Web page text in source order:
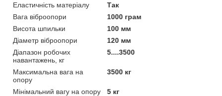
Еластичність матеріалу
Так
Вага віброопори
1000 грам
Висота шпильки
100 мм
Діаметр віброопори
120 мм
Діапазон робочих
навантажень, кг
5....3500
Максимальна вага на
опору
3500 кг
Мінімальний вагу на опору
5 кг